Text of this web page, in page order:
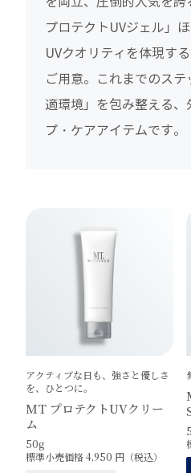
プロテクトUVジェル」
UVクオリティを体現す
ご用意。これまでのス
適環境」を包み整える
プ・ケアアイテムです。
アクティブな日も、強さと優しさ
を、ひとつに。
MT プロテクトUVクリー
ム
50g
標準小売価格 4,950 円（税込）